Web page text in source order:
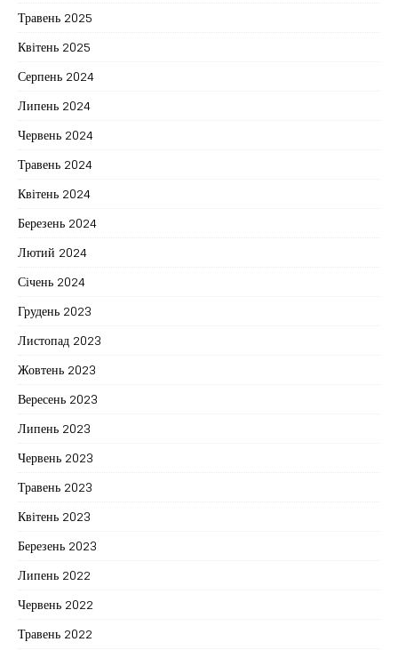
Травень 2025
Квітень 2025
Серпень 2024
Липень 2024
Червень 2024
Травень 2024
Квітень 2024
Березень 2024
Лютий 2024
Січень 2024
Грудень 2023
Листопад 2023
Жовтень 2023
Вересень 2023
Липень 2023
Червень 2023
Травень 2023
Квітень 2023
Березень 2023
Липень 2022
Червень 2022
Травень 2022